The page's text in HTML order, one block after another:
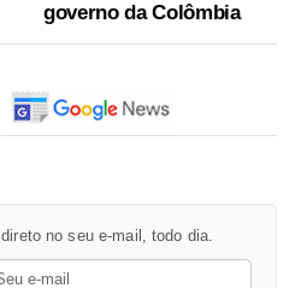
governo da Colômbia
direto no seu e-mail, todo dia.